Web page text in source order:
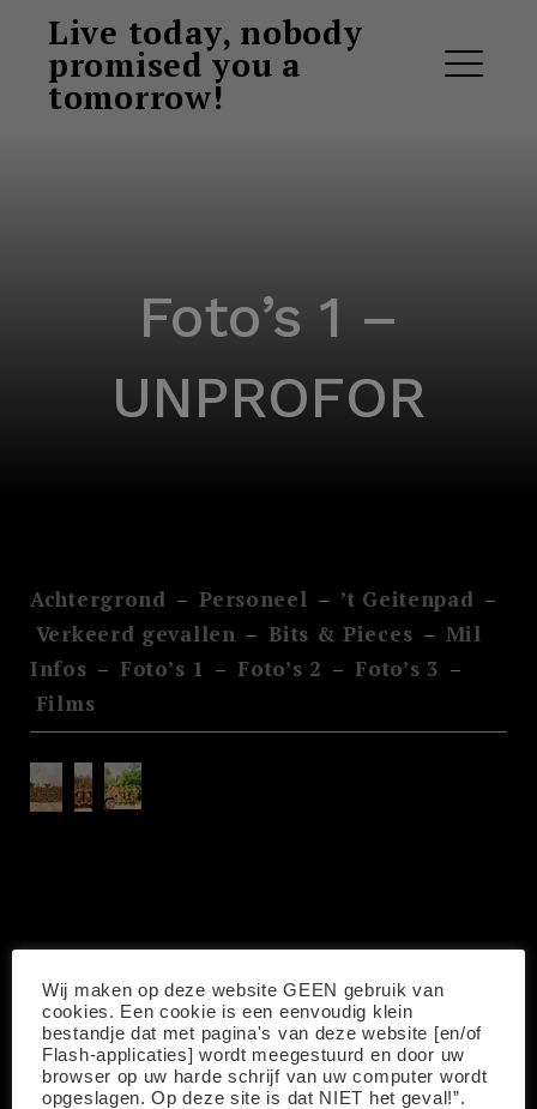
Live today, nobody
promised you a
tomorrow!
Zoek
naar:
Foto’s 1 –
UNPROFOR
Achtergrond – Personeel – ’t Geitenpad –
Verkeerd gevallen – Bits & Pieces – Mil
Infos – Foto’s 1 – Foto’s 2 – Foto’s 3 –
Films
Wij maken op deze website GEEN gebruik van
cookies. Een cookie is een eenvoudig klein
bestandje dat met pagina's van deze website [en/of
Flash-applicaties] wordt meegestuurd en door uw
browser op uw harde schrijf van uw computer wordt
opgeslagen. Op deze site is dat NIET het geval!”.